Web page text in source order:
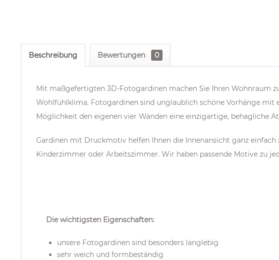
Beschreibung Bewertungen 0
Mit maßgefertigten 3D-Fotogardinen machen Sie Ihren Wohnraum
Wohlfühlklima. Fotogardinen sind unglaublich schöne Vorhänge
Möglichkeit den eigenen vier Wänden eine einzigartige, behagliche
Gardinen mit Druckmotiv helfen Ihnen die Innenansicht ganz
Kinderzimmer oder Arbeitszimmer. Wir haben passende Motive zu
Die wichtigsten Eigenschaften:
unsere Fotogardinen sind besonders langlebig
sehr weich und formbeständig